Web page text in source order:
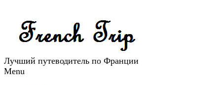
Лучший путеводитель по Франции
Menu